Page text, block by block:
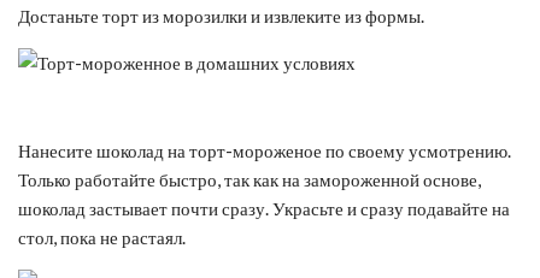
Достаньте торт из морозилки и извлеките из формы.
Нанесите шоколад на торт-мороженое по своему усмотрению.
Только работайте быстро, так как на замороженной основе,
шоколад застывает почти сразу. Украсьте и сразу подавайте на
стол, пока не растаял.